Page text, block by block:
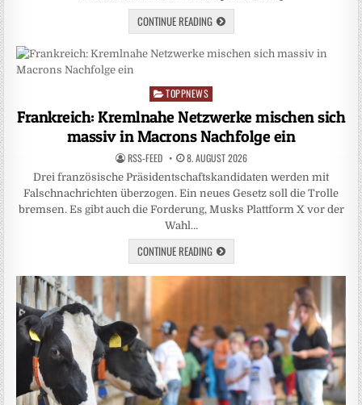
CONTINUE READING
Posted
in
TOPPNEWS
Frankreich: Kremlnahe Netzwerke mischen sich
massiv in Macrons Nachfolge ein
RSS-FEED 8. AUGUST 2026
Drei französische Präsidentschaftskandidaten werden mit
Falschnachrichten überzogen. Ein neues Gesetz soll die Trolle
bremsen. Es gibt auch die Forderung, Musks Plattform X vor der
Wahl…
CONTINUE READING